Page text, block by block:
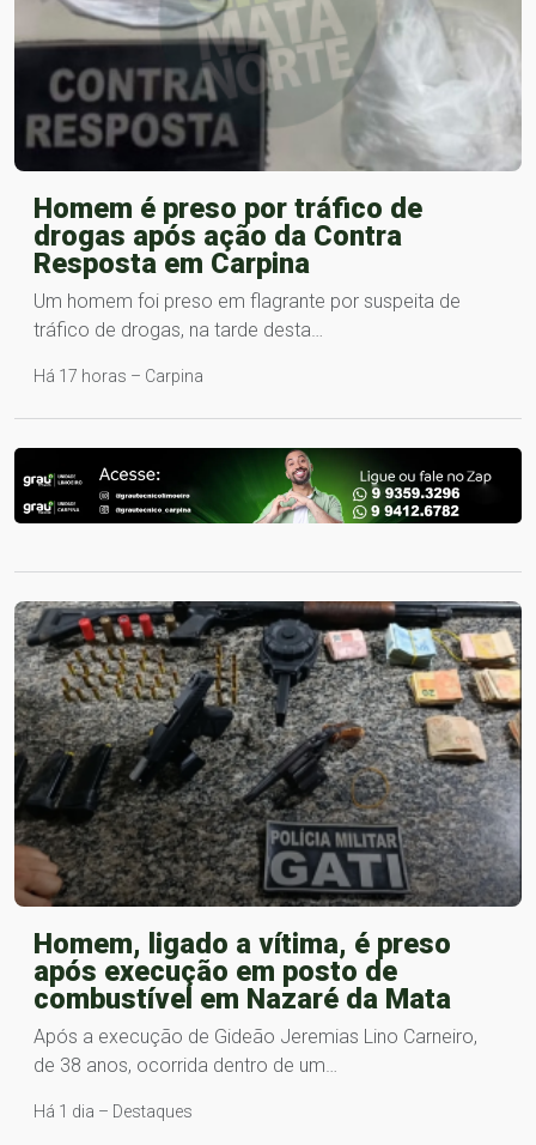
Homem é preso por tráfico de
drogas após ação da Contra
Resposta em Carpina
Um homem foi preso em flagrante por suspeita de
tráfico de drogas, na tarde desta…
Há 17 horas – Carpina
Homem, ligado a vítima, é preso
após execução em posto de
combustível em Nazaré da Mata
Após a execução de Gideão Jeremias Lino Carneiro,
de 38 anos, ocorrida dentro de um…
Há 1 dia – Destaques